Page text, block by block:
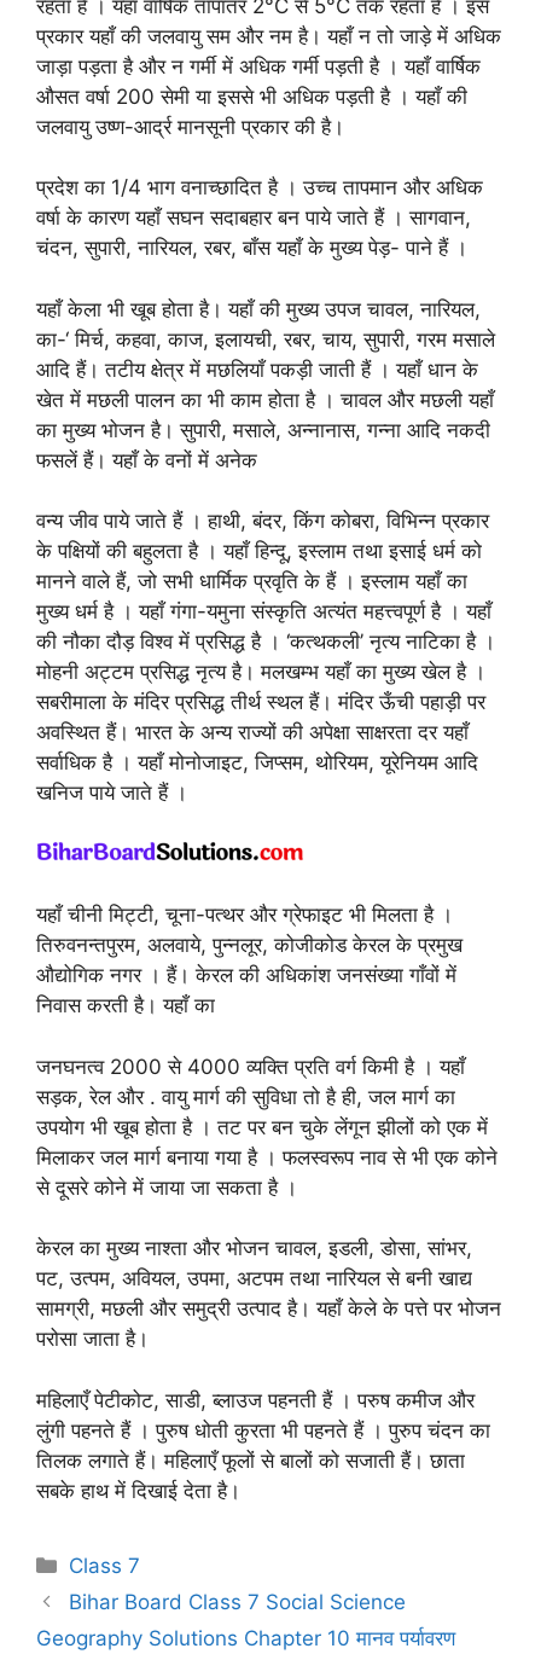
रहता है । यहाँ वार्षिक तापांतर 2°C से 5°C तक रहता है । इस
प्रकार यहाँ की जलवायु सम और नम है। यहाँ न तो जाड़े में अधिक
जाड़ा पड़ता है और न गर्मी में अधिक गर्मी पड़ती है । यहाँ वार्षिक
औसत वर्षा 200 सेमी या इससे भी अधिक पड़ती है । यहाँ की
जलवायु उष्ण-आर्द्र मानसूनी प्रकार की है।
प्रदेश का 1/4 भाग वनाच्छादित है । उच्च तापमान और अधिक
वर्षा के कारण यहाँ सघन सदाबहार बन पाये जाते हैं । सागवान,
चंदन, सुपारी, नारियल, रबर, बाँस यहाँ के मुख्य पेड़- पाने हैं ।
यहाँ केला भी खूब होता है। यहाँ की मुख्य उपज चावल, नारियल,
का-‘ मिर्च, कहवा, काज, इलायची, रबर, चाय, सुपारी, गरम मसाले
आदि हैं। तटीय क्षेत्र में मछलियाँ पकड़ी जाती हैं । यहाँ धान के
खेत में मछली पालन का भी काम होता है । चावल और मछली यहाँ
का मुख्य भोजन है। सुपारी, मसाले, अन्नानास, गन्ना आदि नकदी
फसलें हैं। यहाँ के वनों में अनेक
वन्य जीव पाये जाते हैं । हाथी, बंदर, किंग कोबरा, विभिन्न प्रकार
के पक्षियों की बहुलता है । यहाँ हिन्दू, इस्लाम तथा इसाई धर्म को
मानने वाले हैं, जो सभी धार्मिक प्रवृति के हैं । इस्लाम यहाँ का
मुख्य धर्म है । यहाँ गंगा-यमुना संस्कृति अत्यंत महत्त्वपूर्ण है । यहाँ
की नौका दौड़ विश्व में प्रसिद्ध है । ‘कत्थकली’ नृत्य नाटिका है ।
मोहनी अट्टम प्रसिद्ध नृत्य है। मलखम्भ यहाँ का मुख्य खेल है ।
सबरीमाला के मंदिर प्रसिद्ध तीर्थ स्थल हैं। मंदिर ऊँची पहाड़ी पर
अवस्थित हैं। भारत के अन्य राज्यों की अपेक्षा साक्षरता दर यहाँ
सर्वाधिक है । यहाँ मोनोजाइट, जिप्सम, थोरियम, यूरेनियम आदि
खनिज पाये जाते हैं ।
यहाँ चीनी मिट्टी, चूना-पत्थर और ग्रेफाइट भी मिलता है ।
तिरुवनन्तपुरम, अलवाये, पुन्नलूर, कोजीकोड केरल के प्रमुख
औद्योगिक नगर । हैं। केरल की अधिकांश जनसंख्या गाँवों में
निवास करती है। यहाँ का
जनघनत्व 2000 से 4000 व्यक्ति प्रति वर्ग किमी है । यहाँ
सड़क, रेल और . वायु मार्ग की सुविधा तो है ही, जल मार्ग का
उपयोग भी खूब होता है । तट पर बन चुके लेंगून झीलों को एक में
मिलाकर जल मार्ग बनाया गया है । फलस्वरूप नाव से भी एक कोने
से दूसरे कोने में जाया जा सकता है ।
केरल का मुख्य नाश्ता और भोजन चावल, इडली, डोसा, सांभर,
पट, उत्पम, अवियल, उपमा, अटपम तथा नारियल से बनी खाद्य
सामग्री, मछली और समुद्री उत्पाद है। यहाँ केले के पत्ते पर भोजन
परोसा जाता है।
महिलाएँ पेटीकोट, साडी, ब्लाउज पहनती हैं । परुष कमीज और
लुंगी पहनते हैं । पुरुष धोती कुरता भी पहनते हैं । पुरुप चंदन का
तिलक लगाते हैं। महिलाएँ फूलों से बालों को सजाती हैं। छाता
सबके हाथ में दिखाई देता है।
Categories
Class 7
Bihar Board Class 7 Social Science
Geography Solutions Chapter 10 मानव पर्यावरण